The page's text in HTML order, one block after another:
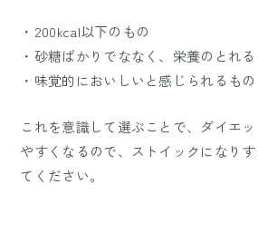
・200kcal以下のもの
・砂糖ばかりでななく、栄養のとれ
・味覚的においしいと感じられるもの
これを意識して選ぶことで、ダイエ
やすくなるので、ストイックになり
てください。